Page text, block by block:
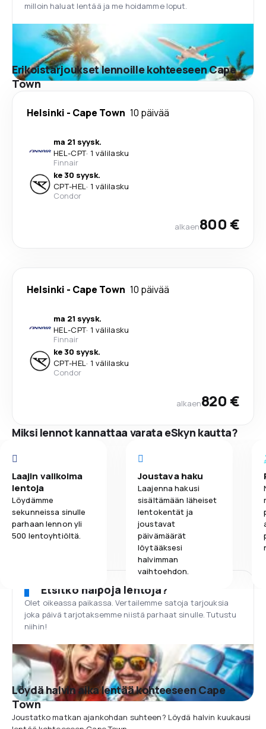
milloin haluat lentää ja me hoidamme loput.
Erikoistarjoukset lennoille kohteeseen Cape
Town
Helsinki - Cape Town 10 päivää
ma 21 syysk.
HEL-CPT· 1 välilasku
Finnair
ke 30 syysk.
CPT-HEL· 1 välilasku
Condor
alkaen800 €
Helsinki - Cape Town 10 päivää
ma 21 syysk.
HEL-CPT· 1 välilasku
Finnair
ke 30 syysk.
CPT-HEL· 1 välilasku
Condor
alkaen820 €
Miksi lennot kannattaa varata eSkyn kautta?
Laajin valikoima
lentoja
Löydämme
sekunneissa sinulle
parhaan lennon yli
500 lentoyhtiöltä.
Joustava haku
Laajenna hakusi
sisältämään läheiset
lentokentät ja
joustavat
päivämäärät
löytääksesi
halvimman
vaihtoehdon.
Etsitkö halpoja lentoja?
Olet oikeassa paikassa. Vertailemme satoja tarjouksia
joka päivä tarjotaksemme niistä parhaat sinulle. Tutustu
niihin!
Löydä halvin aika lentää kohteeseen Cape
Town
Joustatko matkan ajankohdan suhteen? Löydä halvin kuukausi